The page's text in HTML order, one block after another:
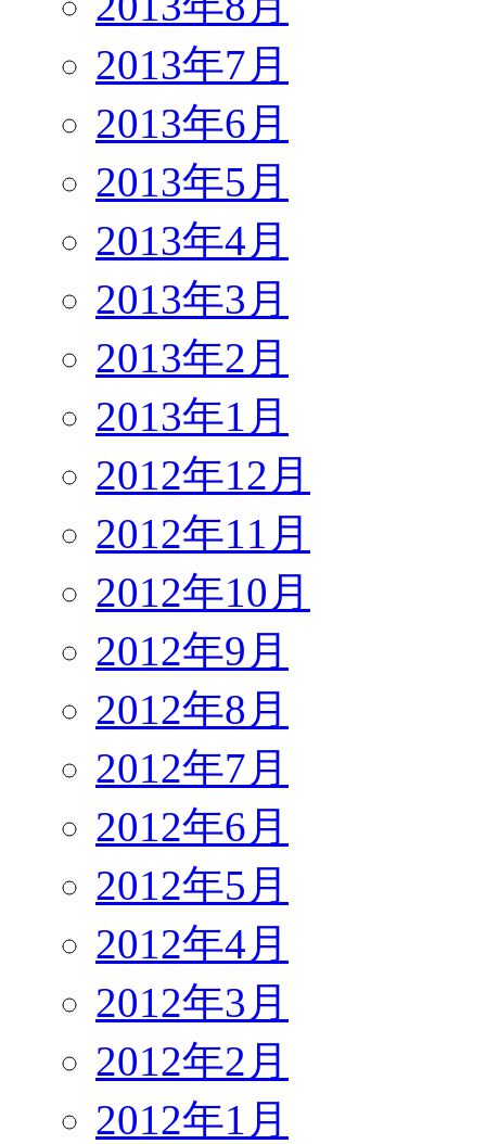
2013年7月
2013年6月
2013年5月
2013年4月
2013年3月
2013年2月
2013年1月
2012年12月
2012年11月
2012年10月
2012年9月
2012年8月
2012年7月
2012年6月
2012年5月
2012年4月
2012年3月
2012年2月
2012年1月